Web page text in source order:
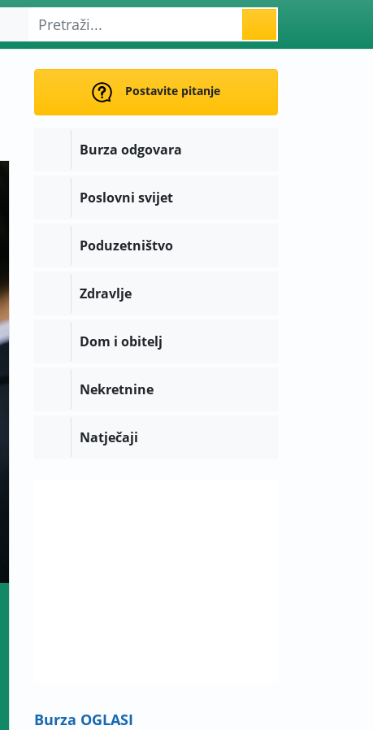
Postavite pitanje
Burza odgovara
Poslovni svijet
Poduzetništvo
Zdravlje
Dom i obitelj
Nekretnine
Natječaji
Burza OGLASI